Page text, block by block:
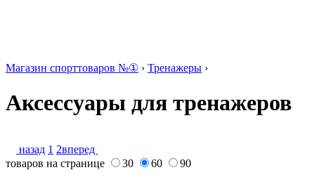
Магазин спорттоваров №① › Тренажеры ›
Аксессуары для тренажеров
назад 1 2вперед
товаров на странице
30 60 90